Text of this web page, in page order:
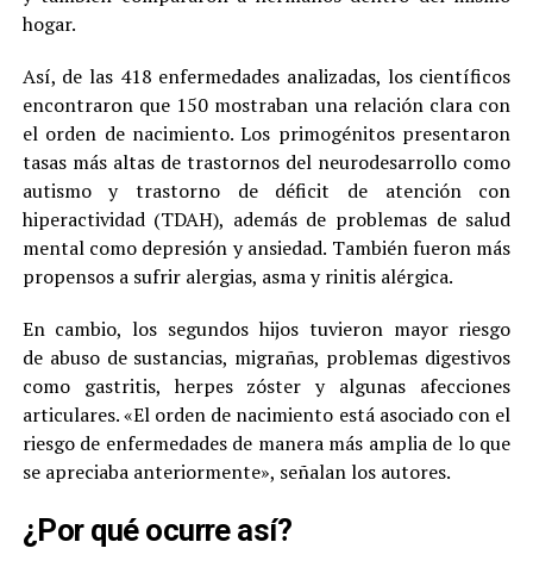
hogar.
Así, de las 418 enfermedades analizadas, los científicos
encontraron que 150 mostraban una relación clara con
el orden de nacimiento. Los primogénitos presentaron
tasas más altas de trastornos del neurodesarrollo como
autismo y trastorno de déficit de atención con
hiperactividad (TDAH), además de problemas de salud
mental como depresión y ansiedad. También fueron más
propensos a sufrir alergias, asma y rinitis alérgica.
En cambio, los segundos hijos tuvieron mayor riesgo
de abuso de sustancias, migrañas, problemas digestivos
como gastritis, herpes zóster y algunas afecciones
articulares. «El orden de nacimiento está asociado con el
riesgo de enfermedades de manera más amplia de lo que
se apreciaba anteriormente», señalan los autores.
¿Por qué ocurre así?